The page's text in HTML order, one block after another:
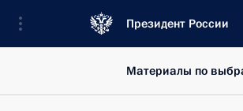
Президент России
Материалы по